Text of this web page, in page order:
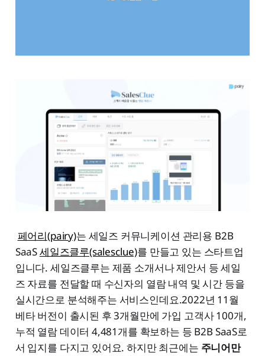
페어리(pairy)는 세일즈 커뮤니케이션 관리용 B2B
SaaS세일즈클루(salesclue)를 만들고 있는 스타트업
입니다. 세일즈클루는 제품 소개서나 제안서 등 세일
즈 자료를 전달할 때 수신자의 열람 내역 및 시간 등을
실시간으로 분석해주는 서비스인데요.2022년 11월
베타 버전이 출시된 후 3개월만에 가입 고객사 100개,
누적 열람 데이터 4,481개를 확보하는 등 B2B SaaS로
서 입지를 다지고 있어요. 하지만 최근에는 주니어만